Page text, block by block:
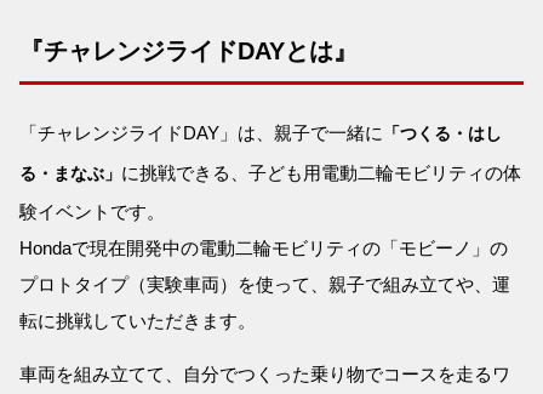
『チャレンジライドDAYとは』
「チャレンジライドDAY」は、親子で一緒に 「つくる・はし
る・まなぶ」 に挑戦できる、子ども用電動二輪モビリティの体
験イベントです。
Hondaで現在開発中の電動二輪モビリティの「モビーノ」の
プロトタイプ（実験車両）を使って、親子で組み立てや、運
転に挑戦していただきます。
車両を組み立てて、自分でつくった乗り物でコースを走るワ